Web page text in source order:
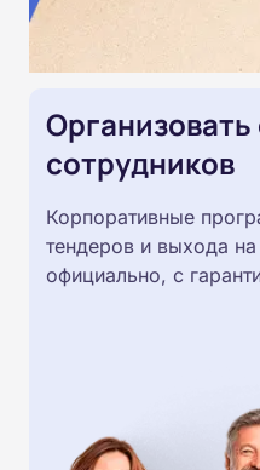
сотрудников
Корпоративные
тендеров и выхода
официально, с